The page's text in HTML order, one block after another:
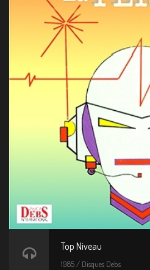
Top Niveau
1985 / Disques Debs